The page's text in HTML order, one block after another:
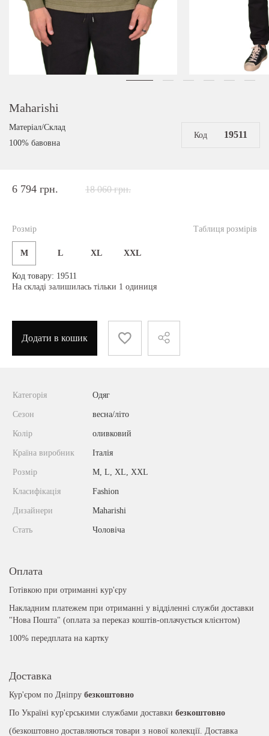
Maharishi
Матеріал/Склад
100% бавовна
Код 19511
6 794 грн. 18 060 грн.
Таблиця розмірів
Розмір
M L XL XXL
Код товару: 19511
На складі залишилась тільки 1 одиниця
Додати в кошик
Категорія Одяг
Сезон весна/літо
Колір оливковий
Країна виробник Італія
Розмір M, L, XL, XXL
Класифікація Fashion
Дизайнери Maharishi
Стать Чоловіча
Оплата
Готівкою при отриманні кур'єру
Накладним платежем при отриманні у відділенні служби доставки
"Нова Пошта" (оплата за переказ коштів-оплачується клієнтом)
100% передплата на картку
Доставка
Кур'єром по Дніпру безкоштовно
По Україні кур'єрськими службами доставки безкоштовно
(безкоштовно доставляються товари з нової колекції. Доставка